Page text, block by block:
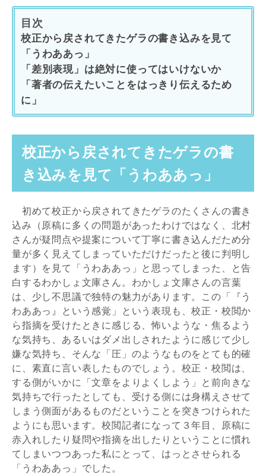
目次
校正から戻されてきたゲラの書き込みを見て
「うわああっ」
「差別表現」は絶対に使ってはいけないか
「著者の伝えたいことをはっきり伝えるため
に」
校正から戻されてきたゲラの書
き込みを見て「うわああっ」
初めて校正から戻されてきたゲラのたくさんの書き
込み（原稿に多くの問題があったわけではなく、北村
さんが疑問点や提案について丁寧に書き込んだため分
量が多く見えてしまっていただけだったと後に判明し
ます）を見て「うわああっ」と思ってしまった、と告
白するわかしょ文庫さん。わかしょ文庫さんの言葉
は、少し不思議で独特の魅力があります。この「『う
わああっ』という感覚」という表現も、校正・校閲か
ら指摘を受けたときに感じる、怖いような・焦るよう
な気持ち、あるいはダメ出しされたように感じて少し
嫌な気持ち、そんな「圧」のようなものをとても的確
に、素直に言い表したものでしょう。校正・校閲は、
する側がいかに「文章をよりよくしよう」と前向きな
気持ちで行ったとしても、受ける側には身構えさせて
しまう側面があるものだということを突きつけられた
ようにも思います。校閲記者になって３年目、原稿に
赤入れしたり疑問や指摘を出したりということに慣れ
てしまいつつあった私にとって、はっとさせられる
「うわああっ」でした。